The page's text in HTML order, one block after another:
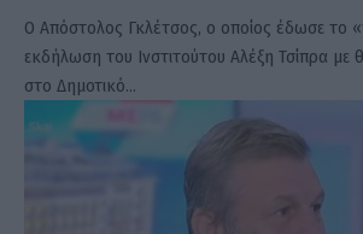
Ο Απόστολος Γκλέτσος, ο οποίος έδωσε το
εκδήλωση του Ινστιτούτου Αλέξη Τσίπρα με
στο Δημοτικό…